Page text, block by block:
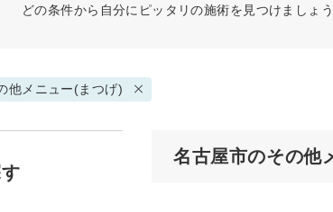
どの条件から自分にピッタリの施術を見つけましょ
他メニュー(まつげ)
名古屋市のその他